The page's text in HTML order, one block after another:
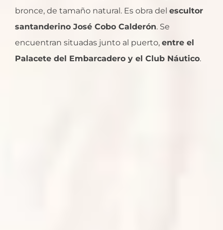
bronce, de tamaño natural. Es obra del escultor
santanderino José Cobo Calderón. Se
encuentran situadas junto al puerto, entre el
Palacete del Embarcadero y el Club Náutico.